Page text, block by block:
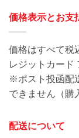
価格表示とお支
価格はすべて税
レジットカード
※ポスト投函配
できません（購
配送について